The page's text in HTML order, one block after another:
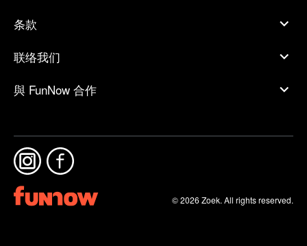
条款
联络我们
與 FunNow 合作
© 2026 Zoek. All rights reserved.